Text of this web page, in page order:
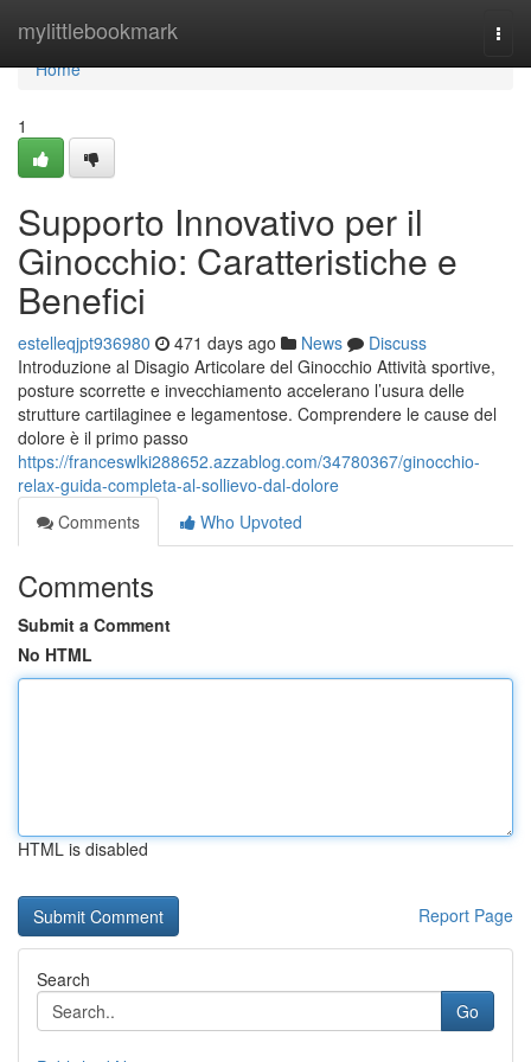
mylittlebookmark
Home
Home
1
Supporto Innovativo per il
Ginocchio: Caratteristiche e
Benefici
estelleqjpt936980 471 days ago News
Discuss
Introduzione al Disagio Articolare del Ginocchio Attività sportive,
posture scorrette e invecchiamento accelerano l’usura delle
strutture cartilaginee e legamentose. Comprendere le cause del
dolore è il primo passo
https://franceswlki288652.azzablog.com/34780367/ginocchio-
relax-guida-completa-al-sollievo-dal-dolore
Comments
Who Upvoted
Comments
Submit a Comment
No HTML
HTML is disabled
Report Page
Search
Go